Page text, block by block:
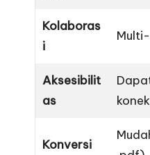
Kolaboras
i
Aksesibilit
as
Konversi